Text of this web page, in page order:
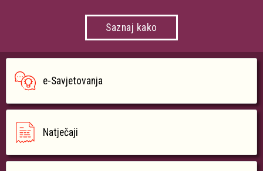
Saznaj kako
e-Savjetovanja
Natječaji